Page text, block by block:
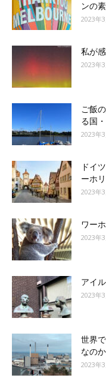
ンの
2023年
私が
2023年
ご飯
る国
2023年
ドイ
ーホ
2023年
ワー
2023年
アイ
2023年
世界
なの
2023年